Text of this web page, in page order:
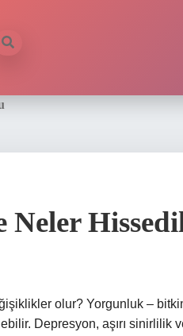
Neler
olur? Yorgunluk –
Depresyon, aşırı sinirlilik